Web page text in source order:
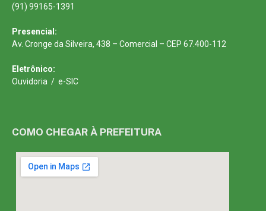
(91) 99165-1391
Presencial:
Av. Cronge da Silveira, 438 – Comercial – CEP 67.400-112
Eletrônico:
Ouvidoria / e-SIC
COMO CHEGAR À PREFEITURA